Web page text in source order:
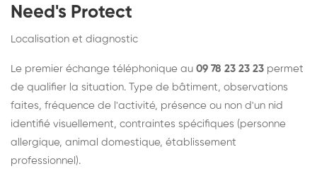
Need's Protect
Localisation et diagnostic
Le premier échange téléphonique au 09 78 23 23 23 permet
de qualifier la situation. Type de bâtiment, observations
faites, fréquence de l'activité, présence ou non d'un nid
identifié visuellement, contraintes spécifiques (personne
allergique, animal domestique, établissement
professionnel).